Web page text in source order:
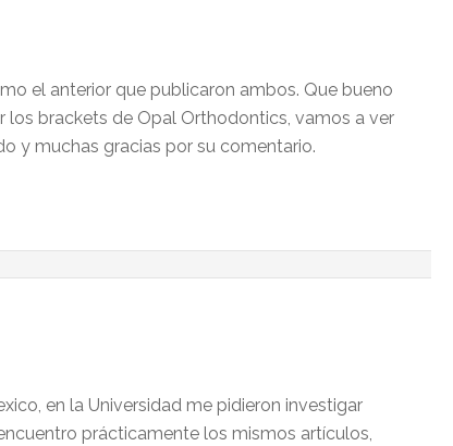
el anterior que publicaron ambos. Que bueno
los brackets de Opal Orthodontics, vamos a ver
y muchas gracias por su comentario.
en la Universidad me pidieron investigar
prácticamente los mismos artículos,